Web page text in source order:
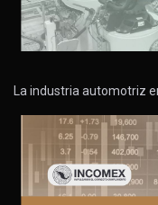
La industria automotriz